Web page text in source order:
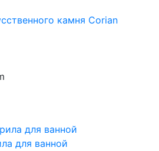
камня Corian
для ванной